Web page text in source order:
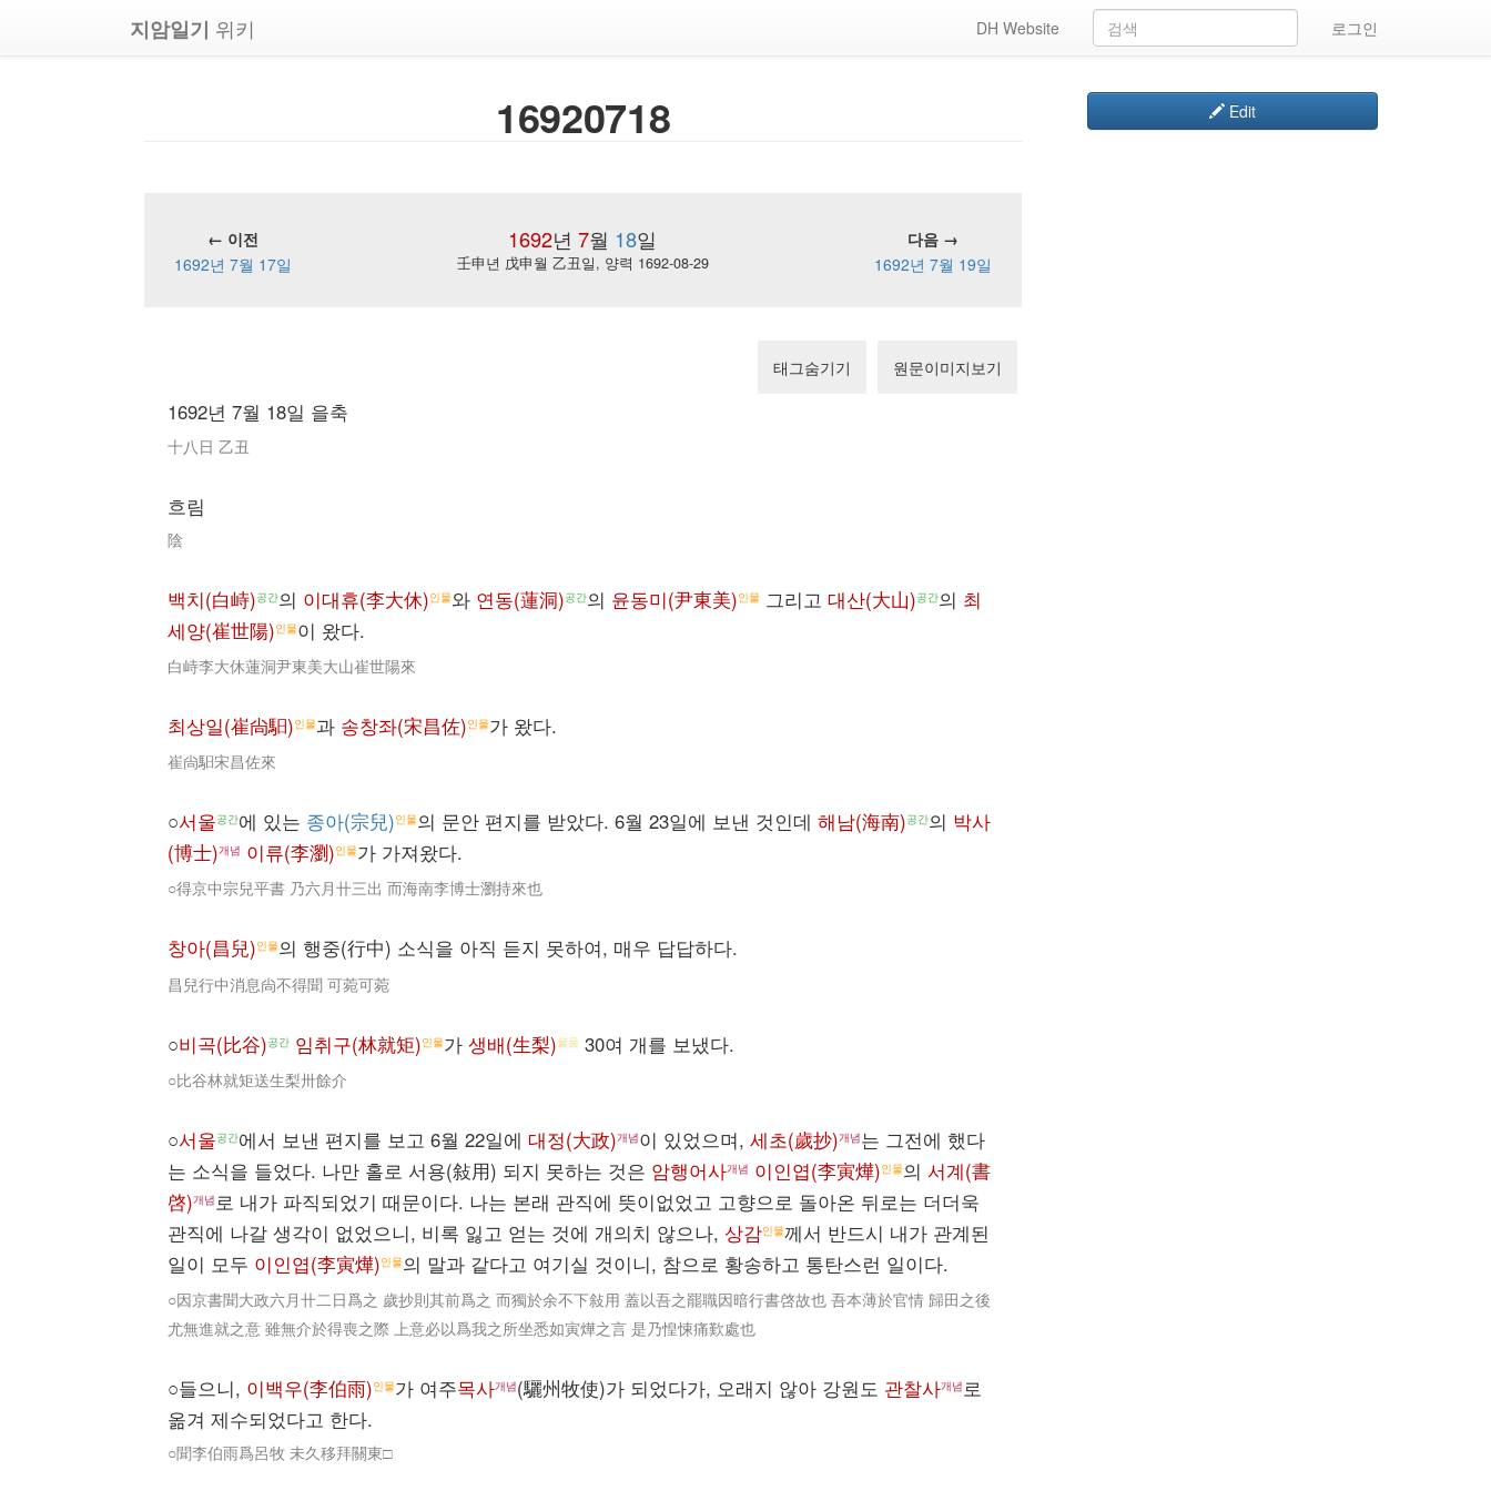
지암일기 위키 로그인
DH Website
16920718
1692년 7월 18일
← 이전
다음 →
1692년 7월 17일
壬申년 戊申월 乙丑일, 양력 1692-08-29 1692년 7월 19일
태그숨기기 원문이미지보기
1692년 7월 18일 을축
十八日 乙丑
흐림
陰
백치(白峙)공간의 이대휴(李大休)인물와 연동(蓮洞)공간의 윤동미(尹東美)인물 그리고 대산(大山)공간의 최
세양(崔世陽)인물이 왔다.
白峙李大休蓮洞尹東美大山崔世陽來
최상일(崔尙馹)인물과 송창좌(宋昌佐)인물가 왔다.
崔尙馹宋昌佐來
○서울공간에 있는 종아(宗兒)인물의 문안 편지를 받았다. 6월 23일에 보낸 것인데 해남(海南)공간의 박사
(博士)개념 이류(李瀏)인물가 가져왔다.
○得京中宗兒平書 乃六月卄三出 而海南李博士瀏持來也
창아(昌兒)인물의 행중(行中) 소식을 아직 듣지 못하여, 매우 답답하다.
昌兒行中消息尙不得聞 可菀可菀
○비곡(比谷)공간 임취구(林就矩)인물가 생배(生梨)물품 30여 개를 보냈다.
○比谷林就矩送生梨卅餘介
○서울공간에서 보낸 편지를 보고 6월 22일에 대정(大政)개념이 있었으며, 세초(歲抄)개념는 그전에 했다
는 소식을 들었다. 나만 홀로 서용(敍用) 되지 못하는 것은 암행어사개념 이인엽(李寅燁)인물의 서계(書
啓)개념 로 내가 파직되었기 때문이다. 나는 본래 관직에 뜻이없었고 고향으로 돌아온 뒤로는 더더욱
관직에 나갈 생각이 없었으니, 비록 잃고 얻는 것에 개의치 않으나, 상감인물께서 반드시 내가 관계된
일이 모두 이인엽(李寅燁)인물의 말과 같다고 여기실 것이니, 참으로 황송하고 통탄스런 일이다.
○因京書聞大政六月卄二日爲之 歲抄則其前爲之 而獨於余不下敍用 蓋以吾之罷職因暗行書啓故也 吾本薄於官情 歸田之後
尤無進就之意 雖無介於得喪之際 上意必以爲我之所坐悉如寅燁之言 是乃惶悚痛歎處也
○들으니, 이백우(李伯雨)인물가 여주목사개념(驪州牧使)가 되었다가, 오래지 않아 강원도 관찰사개념로
옮겨 제수되었다고 한다.
○聞李伯雨爲呂牧 未久移拜關東□
Edit